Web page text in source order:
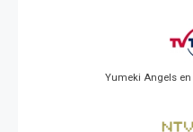
Yumeki Angels en